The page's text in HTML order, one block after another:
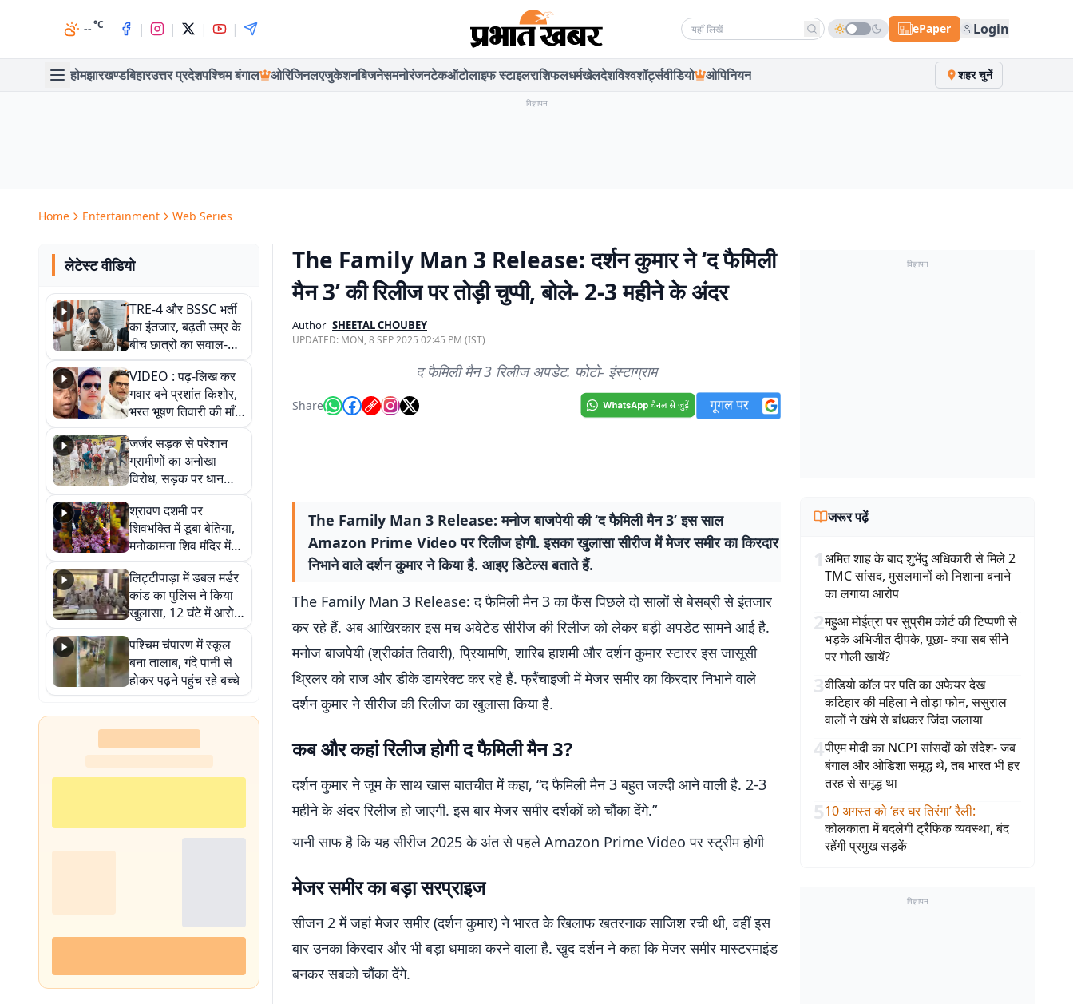
--°C | | | | Search news ePaper Login
होमझारखण्डबिहारउत्तर प्रदेशपश्चिम बंगाल ओरिजिनलएजुकेशनबिजनेसमनोरंजनटेकऑटोलाइफ स्टाइलराशिफलधर्मखेलदेशविश्वशॉर्ट्सवीडियो ओपिनियन शहर चुनें
विज्ञापन
Home Entertainment Web Series
लेटेस्ट वीडियो
TRE-4 और BSSC भर्ती
का इंतजार, बढ़ती उम्र के
बीच छात्रों का सवाल-
आखिर कब आएगी बहाली?
देखें वीडियो
VIDEO : पढ़-लिख कर
गवार बने प्रशांत किशोर,
भरत भूषण तिवारी की माँ ने
कहा नहीं थी उम्मीद, बेटा
था तो किसी को बोलने की
नहीं थी हिम्मत
जर्जर सड़क से परेशान
ग्रामीणों का अनोखा
विरोध, सड़क पर धान
रोपकर और खाद डालकर
जताया आक्रोश
श्रावण दशमी पर
शिवभक्ति में डूबा बेतिया,
मनोकामना शिव मंदिर में
हुआ भव्य श्रृंगार
लिट्टीपाड़ा में डबल मर्डर
कांड का पुलिस ने किया
खुलासा, 12 घंटे में आरोपी
गिरफ्तार
पश्चिम चंपारण में स्कूल
बना तालाब, गंदे पानी से
होकर पढ़ने पहुंच रहे बच्चे
The Family Man 3 Release: दर्शन कुमार ने ‘द फैमिली
मैन 3’ की रिलीज पर तोड़ी चुप्पी, बोले- 2-3 महीने के अंदर
Author SHEETAL CHOUBEY
UPDATED: MON, 8 SEP 2025 02:45 PM (IST)
द फैमिली मैन 3 रिलीज अपडेट. फोटो- इंस्टाग्राम
Share
The Family Man 3 Release: मनोज बाजपेयी की ‘द फैमिली मैन 3’ इस साल
Amazon Prime Video पर रिलीज होगी. इसका खुलासा सीरीज में मेजर समीर का किरदार
निभाने वाले दर्शन कुमार ने किया है. आइए डिटेल्स बताते हैं.
The Family Man 3 Release: द फैमिली मैन 3 का फैंस पिछले दो सालों से बेसब्री से इंतजार
कर रहे हैं. अब आखिरकार इस मच अवेटेड सीरीज की रिलीज को लेकर बड़ी अपडेट सामने आई है.
मनोज बाजपेयी (श्रीकांत तिवारी), प्रियामणि, शारिब हाशमी और दर्शन कुमार स्टारर इस जासूसी
थ्रिलर को राज और डीके डायरेक्ट कर रहे हैं. फ्रैंचाइजी में मेजर समीर का किरदार निभाने वाले
दर्शन कुमार ने सीरीज की रिलीज का खुलासा किया है.
कब और कहां रिलीज होगी द फैमिली मैन 3?
दर्शन कुमार ने जूम के साथ खास बातचीत में कहा, “द फैमिली मैन 3 बहुत जल्दी आने वाली है. 2-3
महीने के अंदर रिलीज हो जाएगी. इस बार मेजर समीर दर्शकों को चौंका देंगे.”
यानी साफ है कि यह सीरीज 2025 के अंत से पहले Amazon Prime Video पर स्ट्रीम होगी
मेजर समीर का बड़ा सरप्राइज
सीजन 2 में जहां मेजर समीर (दर्शन कुमार) ने भारत के खिलाफ खतरनाक साजिश रची थी, वहीं इस
बार उनका किरदार और भी बड़ा धमाका करने वाला है. खुद दर्शन ने कहा कि मेजर समीर मास्टरमाइंड
बनकर सबको चौंका देंगे.
विज्ञापन
जरूर पढ़ें
1अमित शाह के बाद शुभेंदु अधिकारी से मिले 2
TMC सांसद, मुसलमानों को निशाना बनाने
का लगाया आरोप
2महुआ मोईत्रा पर सुप्रीम कोर्ट की टिप्पणी से
भड़के अभिजीत दीपके, पूछा- क्या सब सीने
पर गोली खायें?
3वीडियो कॉल पर पति का अफेयर देख
कटिहार की महिला ने तोड़ा फोन, ससुराल
वालों ने खंभे से बांधकर जिंदा जलाया
4पीएम मोदी का NCPI सांसदों को संदेश- जब
बंगाल और ओडिशा समृद्ध थे, तब भारत भी हर
तरह से समृद्ध था
510 अगस्त को ‘हर घर तिरंगा’ रैली:
कोलकाता में बदलेगी ट्रैफिक व्यवस्था, बंद
रहेंगी प्रमुख सड़कें
विज्ञापन